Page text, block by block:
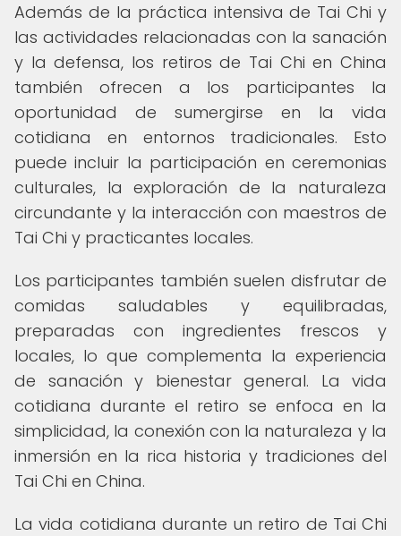
Además de la práctica intensiva de Tai Chi y
las actividades relacionadas con la sanación
y la defensa, los retiros de Tai Chi en China
también ofrecen a los participantes la
oportunidad de sumergirse en la vida
cotidiana en entornos tradicionales. Esto
puede incluir la participación en ceremonias
culturales, la exploración de la naturaleza
circundante y la interacción con maestros de
Tai Chi y practicantes locales.
Los participantes también suelen disfrutar de
comidas saludables y equilibradas,
preparadas con ingredientes frescos y
locales, lo que complementa la experiencia
de sanación y bienestar general. La vida
cotidiana durante el retiro se enfoca en la
simplicidad, la conexión con la naturaleza y la
inmersión en la rica historia y tradiciones del
Tai Chi en China.
La vida cotidiana durante un retiro de Tai Chi